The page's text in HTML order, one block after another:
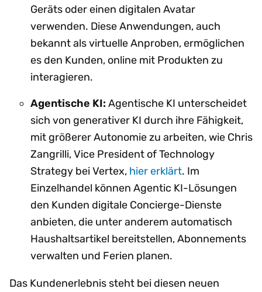
Geräts oder einen digitalen Avatar
verwenden. Diese Anwendungen, auch
bekannt als virtuelle Anproben, ermöglichen
es den Kunden, online mit Produkten zu
interagieren.
Agentische KI: Agentische KI unterscheidet
sich von generativer KI durch ihre Fähigkeit,
mit größerer Autonomie zu arbeiten, wie Chris
Zangrilli, Vice President of Technology
Strategy bei Vertex, hier erklärt. Im
Einzelhandel können Agentic KI-Lösungen
den Kunden digitale Concierge-Dienste
anbieten, die unter anderem automatisch
Haushaltsartikel bereitstellen, Abonnements
verwalten und Ferien planen.
Das Kundenerlebnis steht bei diesen neuen